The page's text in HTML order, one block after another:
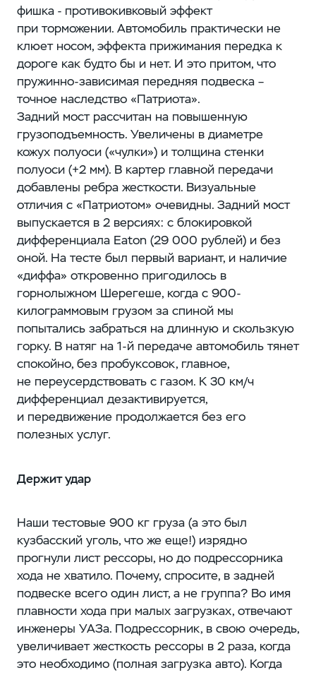
фишка - противокивковый эффект
при торможении. Автомобиль практически не
клюет носом, эффекта прижимания передка к
дороге как будто бы и нет. И это притом, что
пружинно-зависимая передняя подвеска –
точное наследство «Патриота».
Задний мост рассчитан на повышенную
грузоподъемность. Увеличены в диаметре
кожух полуоси («чулки») и толщина стенки
полуоси (+2 мм). В картер главной передачи
добавлены ребра жесткости. Визуальные
отличия с «Патриотом» очевидны. Задний мост
выпускается в 2 версиях: с блокировкой
дифференциала Eaton (29 000 рублей) и без
оной. На тесте был первый вариант, и наличие
«диффа» откровенно пригодилось в
горнолыжном Шерегеше, когда с 900-
килограммовым грузом за спиной мы
попытались забраться на длинную и скользкую
горку. В натяг на 1-й передаче автомобиль тянет
спокойно, без пробуксовок, главное,
не переусердствовать с газом. К 30 км/ч
дифференциал дезактивируется,
и передвижение продолжается без его
полезных услуг.
Держит удар
Наши тестовые 900 кг груза (а это был
кузбасский уголь, что же еще!) изрядно
прогнули лист рессоры, но до подрессорника
хода не хватило. Почему, спросите, в задней
подвеске всего один лист, а не группа? Во имя
плавности хода при малых загрузках, отвечают
инженеры УАЗа. Подрессорник, в свою очередь,
увеличивает жесткость рессоры в 2 раза, когда
это необходимо (полная загрузка авто). Когда